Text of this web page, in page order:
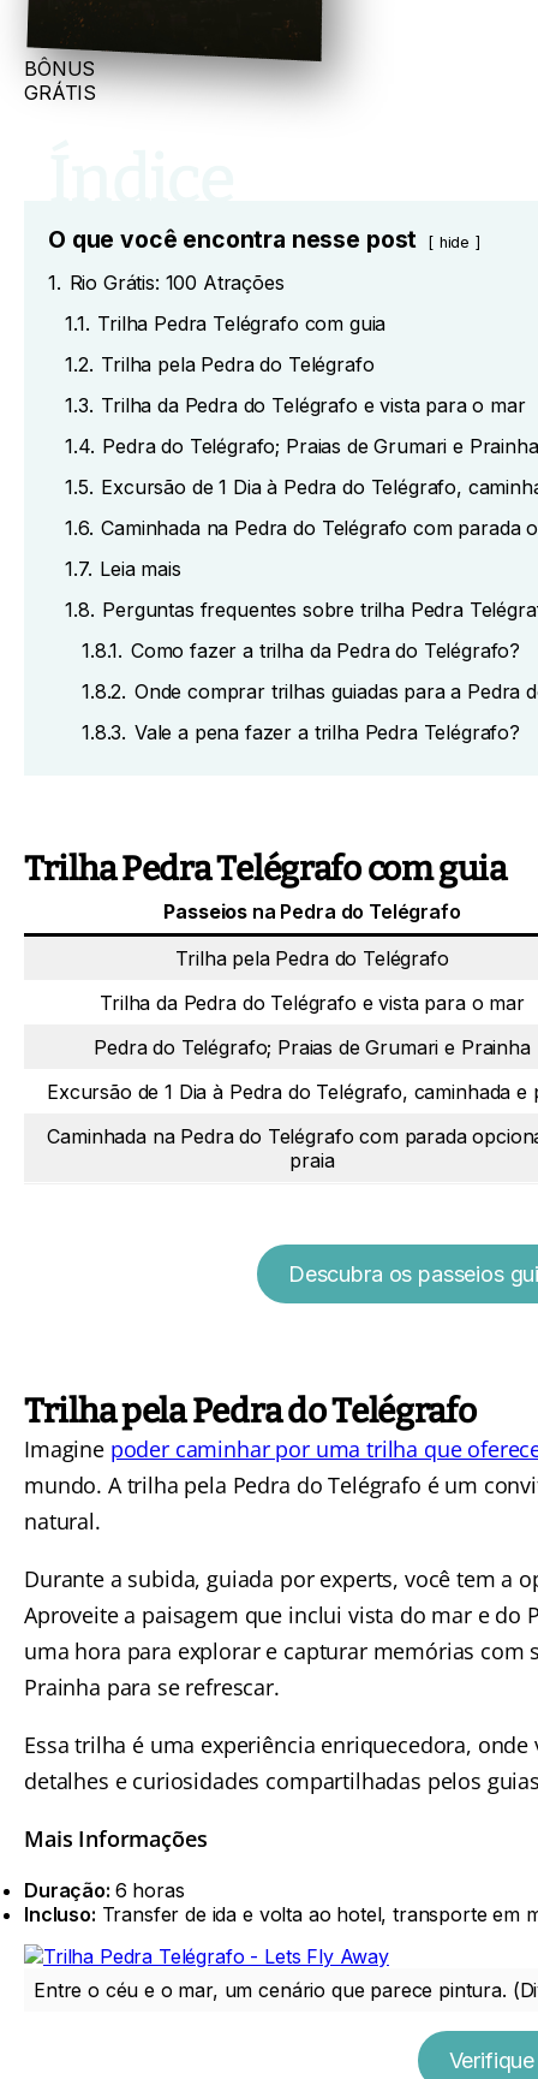
BÔNUS
GRÁTIS
O que você encontra nesse post hide
1. Rio Grátis: 100 Atrações
1.1. Trilha Pedra Telégrafo com guia
1.2. Trilha pela Pedra do Telégrafo
1.3. Trilha da Pedra do Telégrafo e vista para o mar
1.4. Pedra do Telégrafo; Praias de Grumari e Prainha
1.5. Excursão de 1 Dia à Pedra do Telégrafo,
1.6. Caminhada na Pedra do Telégrafo com parada
1.7. Leia mais
1.8. Perguntas frequentes sobre trilha Pedra
1.8.1. Como fazer a trilha da Pedra do Telégrafo?
1.8.2. Onde comprar trilhas guiadas para a Pedra
1.8.3. Vale a pena fazer a trilha Pedra Telégrafo?
Trilha Pedra Telégrafo com guia
Passeios na Pedra do Telégrafo
Trilha pela Pedra do Telégrafo
Trilha da Pedra do Telégrafo e vista para o mar
Pedra do Telégrafo; Praias de Grumari e Prainha
Excursão de 1 Dia à Pedra do Telégrafo, caminhada e
Caminhada na Pedra do Telégrafo com parada
praia
Descubra os passeios
Trilha pela Pedra do Telégrafo
Imagine poder caminhar por uma trilha que
mundo. A trilha pela Pedra do Telégrafo é um
natural.
Durante a subida, guiada por experts, você tem a
Aproveite a paisagem que inclui vista do mar e do
uma hora para explorar e capturar memórias com
Prainha para se refrescar.
Essa trilha é uma experiência enriquecedora,
detalhes e curiosidades compartilhadas pelos
Mais Informações
Duração: 6 horas
Incluso: Transfer de ida e volta ao hotel, transporte em
Entre o céu e o mar, um cenário que parece pintura.